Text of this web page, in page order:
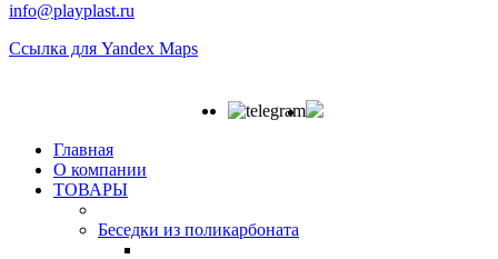
info@playplast.ru
Ссылка для Yandex Maps
Главная
О компании
ТОВАРЫ
Беседки из поликарбоната